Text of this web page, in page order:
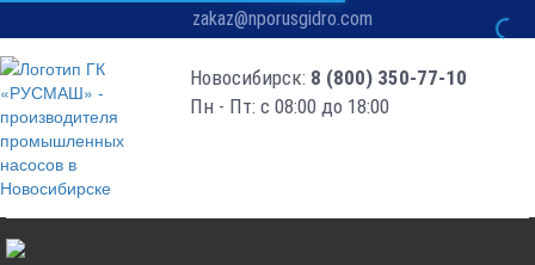
zakaz@nporusgidro.com
Новосибирск: 8 (800) 350-77-10
Пн - Пт: с 08:00 до 18:00